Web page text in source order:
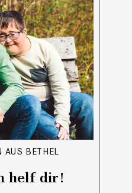
AUS BETHEL
helf dir!